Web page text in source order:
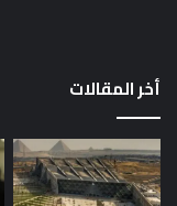
أخر المقالات